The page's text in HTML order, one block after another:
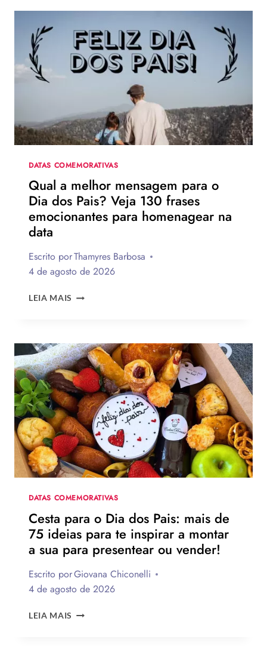
ZENDAYA
TURNÊ
DE
DIVULGAÇÃO
DE
UM
NOVO
DIA
DATAS COMEMORATIVAS
Qual a melhor mensagem para o
Dia dos Pais? Veja 130 frases
emocionantes para homenagear na
data
Escrito porThamyres Barbosa
4 de agosto de 2026
LEIA MAIS QUAL
PARA
O
DIA
DOS
PAIS?
VEJA
130
FRASES
EMOCIONANTES
PARA
HOMENAGEAR
DATA
DATAS COMEMORATIVAS
Cesta para o Dia dos Pais: mais de
75 ideias para te inspirar a montar
a sua para presentear ou vender!
Escrito porGiovana Chiconelli
4 de agosto de 2026
LEIA MAIS CESTA